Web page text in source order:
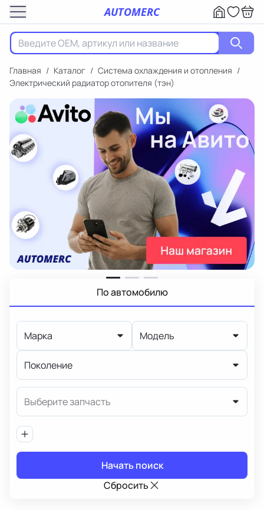
AUTOMERC
Главная / Каталог / Система охлаждения и отопления /
Электрический радиатор отопителя (тэн)
По автомобилю
Марка Модель
Поколение
Выберите запчасть
Начать поиск
Сбросить